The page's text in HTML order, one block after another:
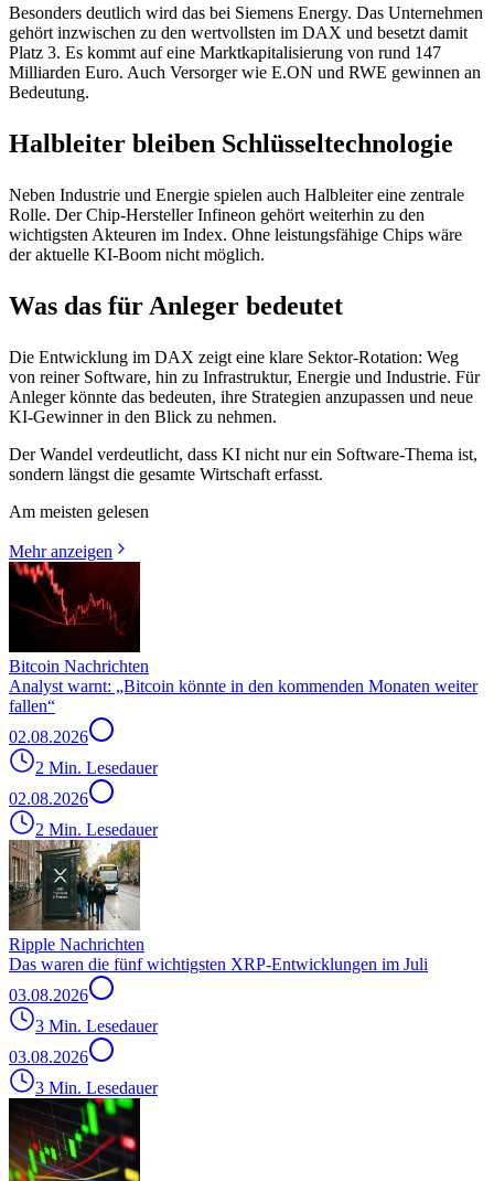
Besonders deutlich wird das bei Siemens Energy. Das Unternehmen
gehört inzwischen zu den wertvollsten im DAX und besetzt damit
Platz 3. Es kommt auf eine Marktkapitalisierung von rund 147
Milliarden Euro. Auch Versorger wie E.ON und RWE gewinnen an
Bedeutung.
Halbleiter bleiben Schlüsseltechnologie
Neben Industrie und Energie spielen auch Halbleiter eine zentrale
Rolle. Der Chip-Hersteller Infineon gehört weiterhin zu den
wichtigsten Akteuren im Index. Ohne leistungsfähige Chips wäre
der aktuelle KI-Boom nicht möglich.
Was das für Anleger bedeutet
Die Entwicklung im DAX zeigt eine klare Sektor-Rotation: Weg
von reiner Software, hin zu Infrastruktur, Energie und Industrie. Für
Anleger könnte das bedeuten, ihre Strategien anzupassen und neue
KI-Gewinner in den Blick zu nehmen.
Der Wandel verdeutlicht, dass KI nicht nur ein Software-Thema ist,
sondern längst die gesamte Wirtschaft erfasst.
Am meisten gelesen
Mehr anzeigen
Bitcoin Nachrichten
Analyst warnt: „Bitcoin könnte in den kommenden Monaten weiter
fallen“
02.08.2026
2 Min. Lesedauer
02.08.2026
2 Min. Lesedauer
Ripple Nachrichten
Das waren die fünf wichtigsten XRP-Entwicklungen im Juli
03.08.2026
3 Min. Lesedauer
03.08.2026
3 Min. Lesedauer